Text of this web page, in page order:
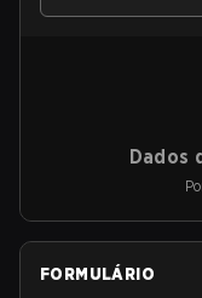
Dados
FORMULÁRIO